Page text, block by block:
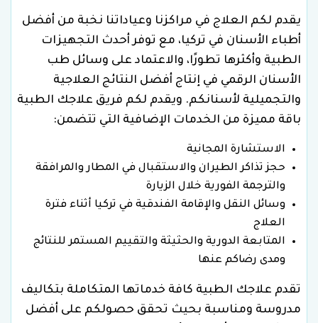
يقدم لكم العلاج في مراكزنا وعياداتنا نخبة من أفضل
أطباء الأسنان في تركيا، مع توفر أحدث التجهيزات
الطبية وأكثرها تطورًا، والاعتماد على وسائل طب
الأسنان الرقمي في إنتاج أفضل النتائج العلاجية
والتجميلية لأسنانكم. ويقدم لكم فريق علاجك الطبية
باقة مميزة من الخدمات الإضافية التي تتضمن:
الاستشارة المجانية
حجز تذاكر الطيران والاستقبال في المطار والمرافقة
والترجمة الفورية خلال الزيارة
وسائل النقل والإقامة الفندقية في تركيا أثناء فترة
العلاج
المتابعة الدورية والحثيثة والتقييم المستمر للنتائج
ومدى رضاكم عنها
تقدم علاجك الطبية كافة خدماتها المتكاملة بتكاليف
مدروسة ومناسبة بحيث تحقق حصولكم على أفضل